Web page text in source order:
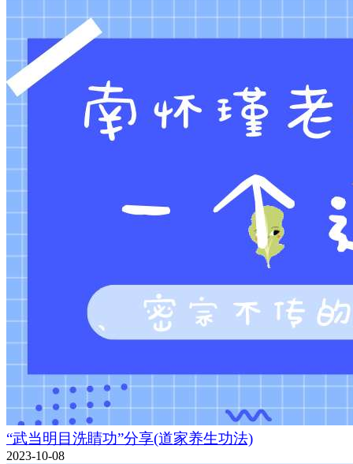
“武当明目洗睛功”分享(道家养生功法)
2023-10-08